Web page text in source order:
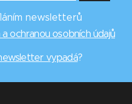
newsletterů
ochranou osobních údajů
vypadá?